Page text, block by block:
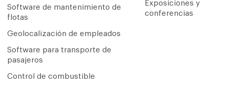
Software de mantenimiento de
flotas
Geolocalización de empleados
Software para transporte de
pasajeros
Control de combustible
Exposiciones y
conferencias